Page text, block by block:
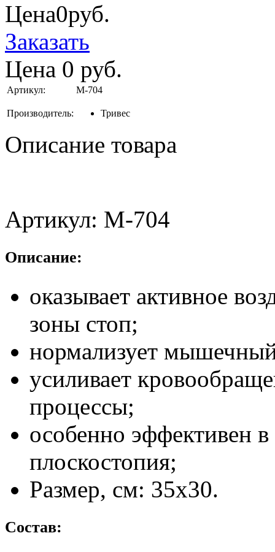
Цена0руб.
Заказать
Цена 0 руб.
Артикул: М-704
Производитель: Тривес
Описание товара
Артикул: М-704
Описание:
оказывает активное
зоны стоп;
нормализует
усиливает
процессы;
особенно эффективен
плоскостопия;
Размер, см: 35x30.
Состав: